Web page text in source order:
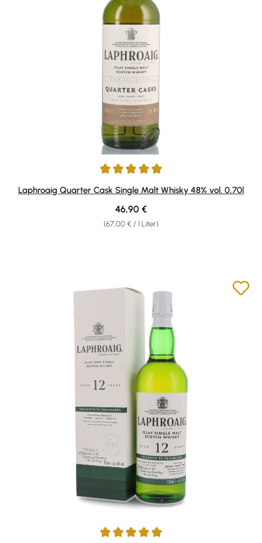
Durchschnittliche Bewertung von 4.9 von 5 Sternen
Laphroaig Quarter Cask Single Malt Whisky 48% vol. 0,70l
(67,00 € / 1 Liter)
Regulärer Preis:
46,90 €